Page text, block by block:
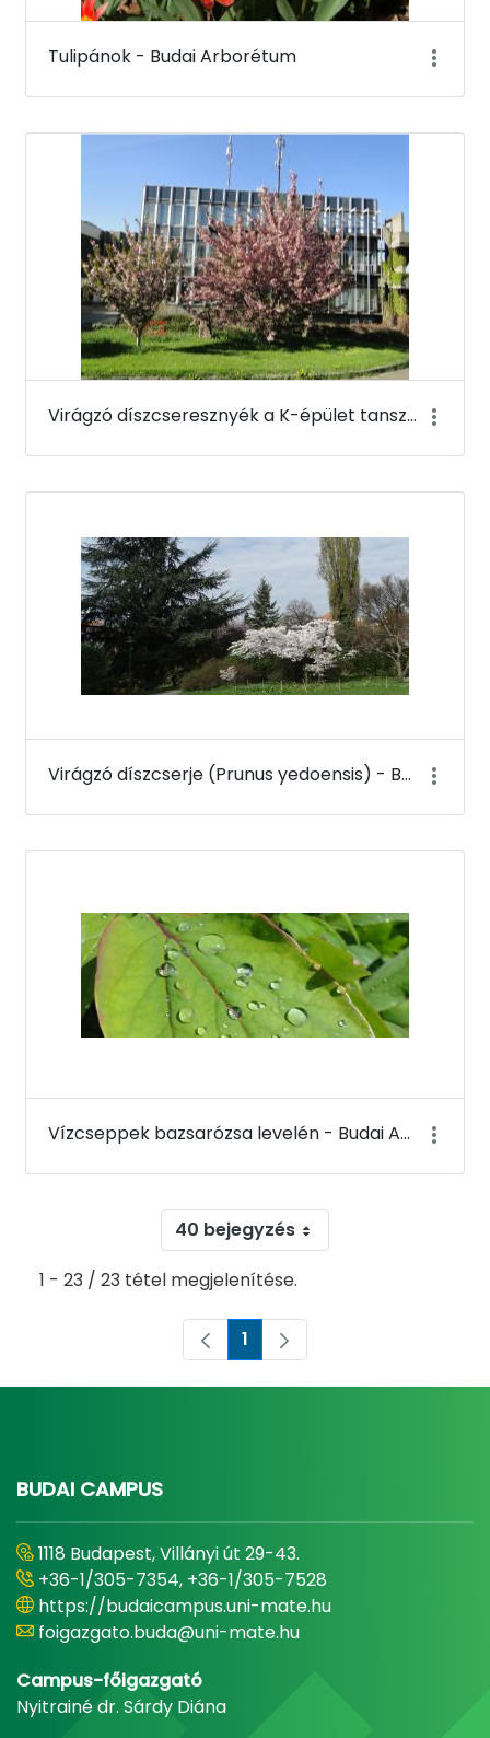
Tulipánok - Budai Arborétum
Virágzó díszcseresznyék a K-épület tanszéki szárnya mellett - Budai Arborétum
Virágzó díszcserje (Prunus yedoensis) - Budai Arborétum
Vízcseppek bazsarózsa levelén - Budai Arborétum
40 bejegyzés
1 - 23 / 23 tétel megjelenítése.
Oldal
1
BUDAI CAMPUS
1118 Budapest, Villányi út 29-43.
+36-1/305-7354, +36-1/305-7528
https://budaicampus.uni-mate.hu
foigazgato.buda@uni-mate.hu
Campus-főigazgató
Nyitrainé dr. Sárdy Diána